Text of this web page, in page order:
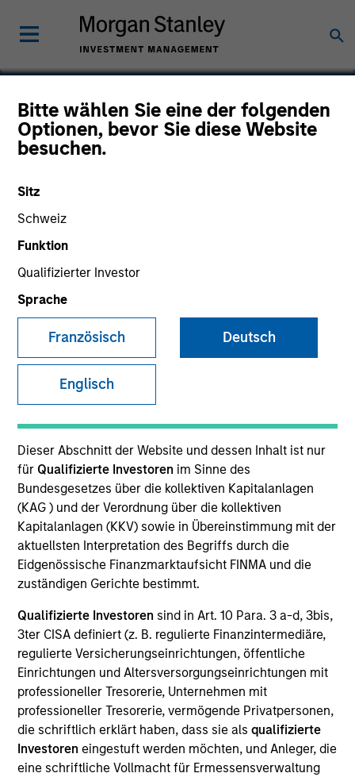
Bitte wählen Sie eine der folgenden
Optionen, bevor Sie diese Website
besuchen.
Sitz
Schweiz
Funktion
Qualifizierter Investor
Sprache
Französisch Deutsch
Englisch
Dieser Abschnitt der Website und dessen Inhalt ist nur
für Qualifizierte Investoren im Sinne des
Bundesgesetzes über die kollektiven Kapitalanlagen
(KAG ) und der Verordnung über die kollektiven
Kapitalanlagen (KKV) sowie in Übereinstimmung mit der
aktuellsten Interpretation des Begriffs durch die
Eidgenössische Finanzmarktaufsicht FINMA und die
zuständigen Gerichte bestimmt.
Qualifizierte Investoren sind in Art. 10 Para. 3 a-d, 3bis,
3ter CISA definiert (z. B. regulierte Finanzintermediäre,
regulierte Versicherungseinrichtungen, öffentliche
Einrichtungen und Altersversorgungseinrichtungen mit
professioneller Tresorerie, Unternehmen mit
professioneller Tresorerie, vermögende Privatpersonen,
die schriftlich erklärt haben, dass sie alsqualifizierte
Investoren eingestuft werden möchten, und Anleger, die
eine schriftliche Vollmacht für Ermessensverwaltung
Zenith
SECTOR
United Kingdom
Invested on
Jun 2008
Transaction Type
Buyout
Realization Date
Jan 2014